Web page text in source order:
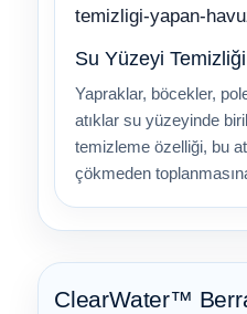
Su Yüzeyi Temizliği
Yapraklar, böcekler,
atıklar su yüzeyinde
temizleme özelliği, bu
çökmeden
ClearWater™